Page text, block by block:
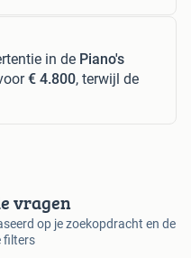
in de Piano's
€ 4.800, terwijl de
vragen
op je zoekopdracht en de
filters